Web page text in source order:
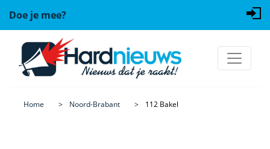
Doe je mee?
Home Noord-Brabant 112 Bakel